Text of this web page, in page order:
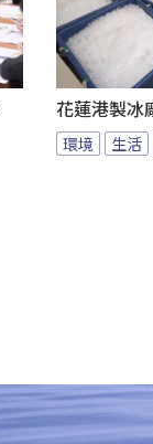
花蓮港製冰
環境 生活